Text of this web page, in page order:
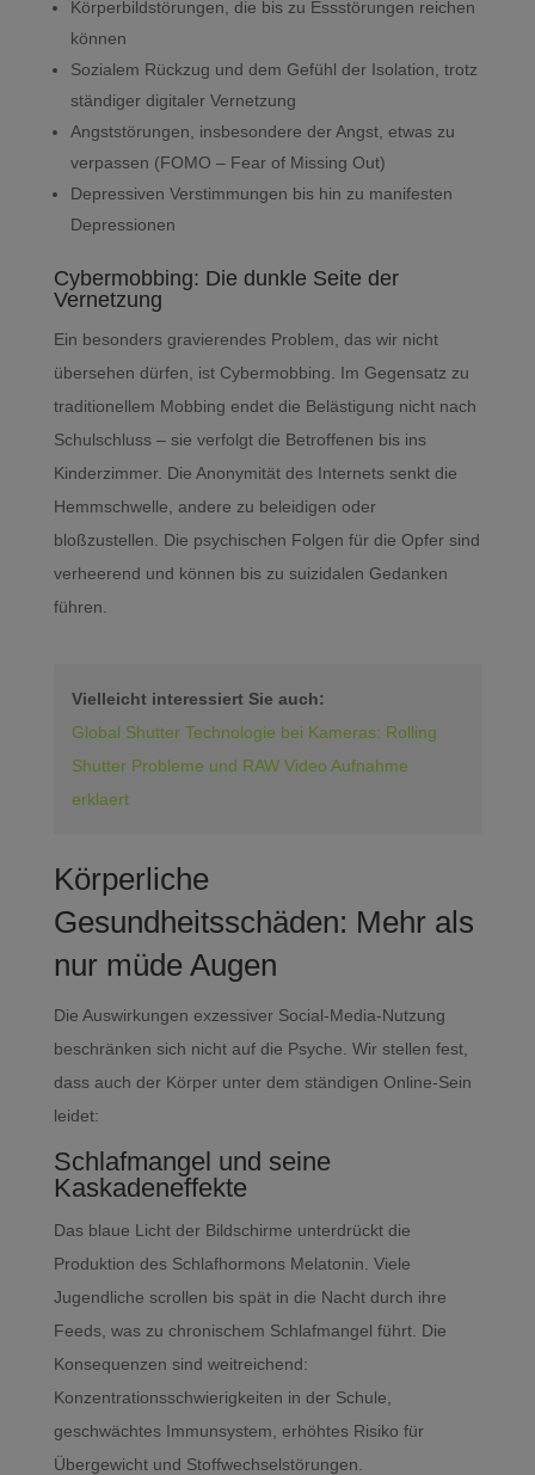
Körperbildstörungen, die bis zu Essstörungen reichen
können
Sozialem Rückzug und dem Gefühl der Isolation, trotz
ständiger digitaler Vernetzung
Angststörungen, insbesondere der Angst, etwas zu
verpassen (FOMO – Fear of Missing Out)
Depressiven Verstimmungen bis hin zu manifesten
Depressionen
Cybermobbing: Die dunkle Seite der
Vernetzung
Ein besonders gravierendes Problem, das wir nicht
übersehen dürfen, ist Cybermobbing. Im Gegensatz zu
traditionellem Mobbing endet die Belästigung nicht nach
Schulschluss – sie verfolgt die Betroffenen bis ins
Kinderzimmer. Die Anonymität des Internets senkt die
Hemmschwelle, andere zu beleidigen oder
bloßzustellen. Die psychischen Folgen für die Opfer sind
verheerend und können bis zu suizidalen Gedanken
führen.
Vielleicht interessiert Sie auch:
Global Shutter Technologie bei Kameras: Rolling
Shutter Probleme und RAW Video Aufnahme
erklaert
Körperliche
Gesundheitsschäden: Mehr als
nur müde Augen
Die Auswirkungen exzessiver Social-Media-Nutzung
beschränken sich nicht auf die Psyche. Wir stellen fest,
dass auch der Körper unter dem ständigen Online-Sein
leidet:
Schlafmangel und seine
Kaskadeneffekte
Das blaue Licht der Bildschirme unterdrückt die
Produktion des Schlafhormons Melatonin. Viele
Jugendliche scrollen bis spät in die Nacht durch ihre
Feeds, was zu chronischem Schlafmangel führt. Die
Konsequenzen sind weitreichend:
Konzentrationsschwierigkeiten in der Schule,
geschwächtes Immunsystem, erhöhtes Risiko für
Übergewicht und Stoffwechselstörungen.